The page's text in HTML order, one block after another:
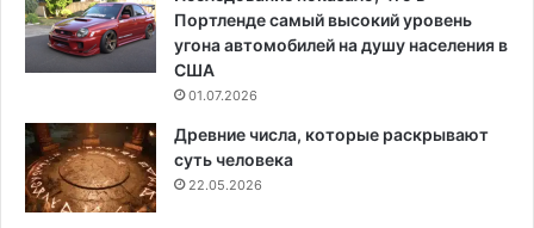
Портленде самый высокий уровень
угона автомобилей на душу населения в
США
01.07.2026
Древние числа, которые раскрывают
суть человека
22.05.2026